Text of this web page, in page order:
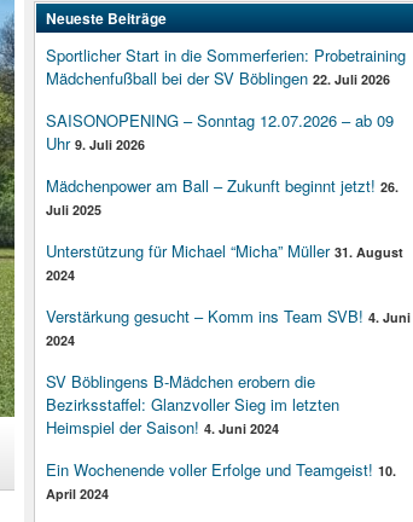
Neueste Beiträge
Sportlicher Start in die Sommerferien: Probetraining
Mädchenfußball bei der SV Böblingen 22. Juli 2026
SAISONOPENING – Sonntag 12.07.2026 – ab 09
Uhr 9. Juli 2026
Mädchenpower am Ball – Zukunft beginnt jetzt! 26.
Juli 2025
Unterstützung für Michael “Micha” Müller 31. August
2024
Verstärkung gesucht – Komm ins Team SVB! 4. Juni
2024
SV Böblingens B-Mädchen erobern die
Bezirksstaffel: Glanzvoller Sieg im letzten
Heimspiel der Saison! 4. Juni 2024
Ein Wochenende voller Erfolge und Teamgeist! 10.
April 2024